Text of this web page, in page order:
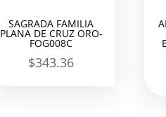
SAGRADA FAMILIA
PLANA DE CRUZ ORO-
FOG008C
$343.36